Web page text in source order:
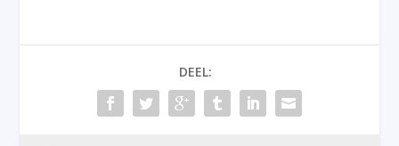
DEEL: